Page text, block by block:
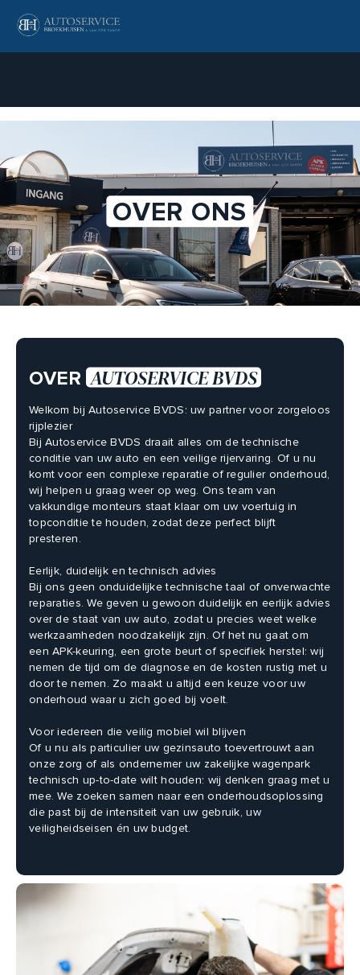
OVER ONS
AANKOOP KEURING
CONTACT
Contact
Adres
Nijverheidsplein 1-B
1704 RB Heerhugowaard
Afspraak maken
OVER ONS
OVER AUTOSERVICE BVDS
Welkom bij Autoservice BVDS: uw partner voor zorgeloos
rijplezier
Bij Autoservice BVDS draait alles om de technische
conditie van uw auto en een veilige rijervaring. Of u nu
komt voor een complexe reparatie of regulier onderhoud,
wij helpen u graag weer op weg. Ons team van
vakkundige monteurs staat klaar om uw voertuig in
topconditie te houden, zodat deze perfect blijft
presteren.
Eerlijk, duidelijk en technisch advies
Bij ons geen onduidelijke technische taal of onverwachte
reparaties. We geven u gewoon duidelijk en eerlijk advies
over de staat van uw auto, zodat u precies weet welke
werkzaamheden noodzakelijk zijn. Of het nu gaat om
een APK-keuring, een grote beurt of specifiek herstel: wij
nemen de tijd om de diagnose en de kosten rustig met u
door te nemen. Zo maakt u altijd een keuze voor uw
onderhoud waar u zich goed bij voelt.
Voor iedereen die veilig mobiel wil blijven
Of u nu als particulier uw gezinsauto toevertrouwt aan
onze zorg of als ondernemer uw zakelijke wagenpark
technisch up-to-date wilt houden: wij denken graag met u
mee. We zoeken samen naar een onderhoudsoplossing
die past bij de intensiteit van uw gebruik, uw
veiligheidseisen én uw budget.